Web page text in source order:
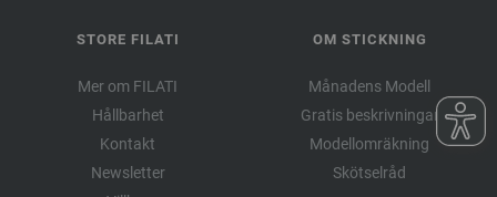
STORE FILATI
Mer om FILATI
Hållbarhet
Kontakt
Newsletter
OM STICKNING
Månadens Modell
Gratis beskrivningar
Modellomräkning
Skötselråd